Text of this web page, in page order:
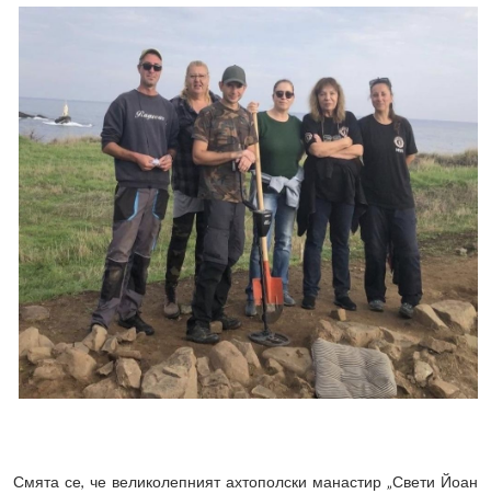
Смята се, че великолепният ахтополски манастир „Свети Йоан